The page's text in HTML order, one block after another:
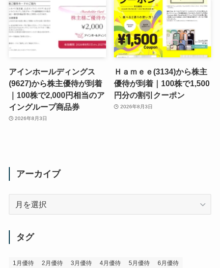
アインホールディングス
(9627)から株主優待が到着
｜100株で2,000円相当のア
イングループ商品券
2026年8月3日
Ｈａｍｅｅ(3134)から株主
優待が到着｜100株で1,500
円分の割引クーポン
2026年8月3日
アーカイブ
タグ
1月優待 2月優待 3月優待 4月優待 5月優待
6月優待